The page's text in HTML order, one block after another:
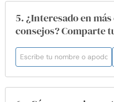
5. ¿Interesado en
consejos? Comparte